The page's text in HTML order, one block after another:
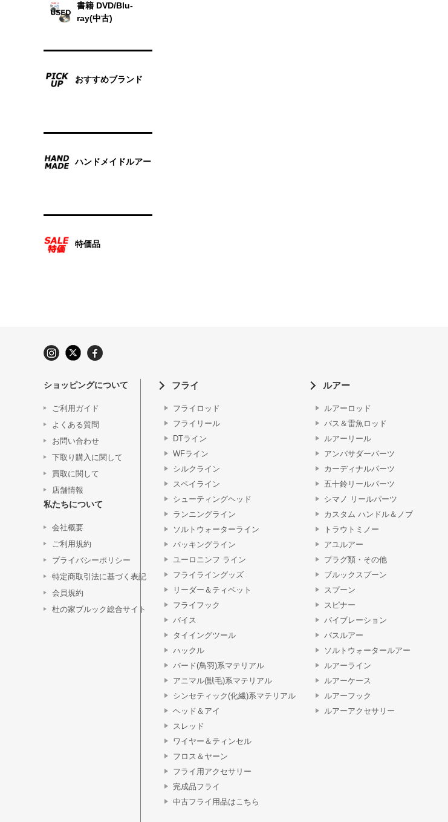
書籍 DVD/Blu-
ray(中古)
おすすめブランド
ハンドメイドルアー
特価品
ショッピングについて
ご利用ガイド
よくある質問
お問い合わせ
下取り購入に関して
買取に関して
店舗情報
私たちについて
会社概要
ご利用規約
プライバシーポリシー
特定商取引法に基づく表記
会員規約
杜の家ブルック総合サイト
フライ
フライロッド
フライリール
DTライン
WFライン
シルクライン
スペイライン
シューティングヘッド
ランニングライン
ソルトウォーターライン
バッキングライン
ユーロニンフ ライン
フライライングッズ
リーダー＆ティペット
フライフック
バイス
タイイングツール
ハックル
バード(鳥羽)系マテリアル
アニマル(獣毛)系マテリアル
シンセティック(化繊)系マテリアル
ヘッド＆アイ
スレッド
ワイヤー＆ティンセル
フロス＆ヤーン
フライ用アクセサリー
完成品フライ
中古フライ用品はこちら
ルアー
ルアーロッド
バス＆雷魚ロッド
ルアーリール
アンバサダーパーツ
カーディナルパーツ
五十鈴リールパーツ
シマノ リールパーツ
カスタム ハンドル＆ノブ
トラウトミノー
アユルアー
プラグ類・その他
ブルックスプーン
スプーン
スピナー
バイブレーション
バスルアー
ソルトウォータールアー
ルアーライン
ルアーケース
ルアーフック
ルアーアクセサリー